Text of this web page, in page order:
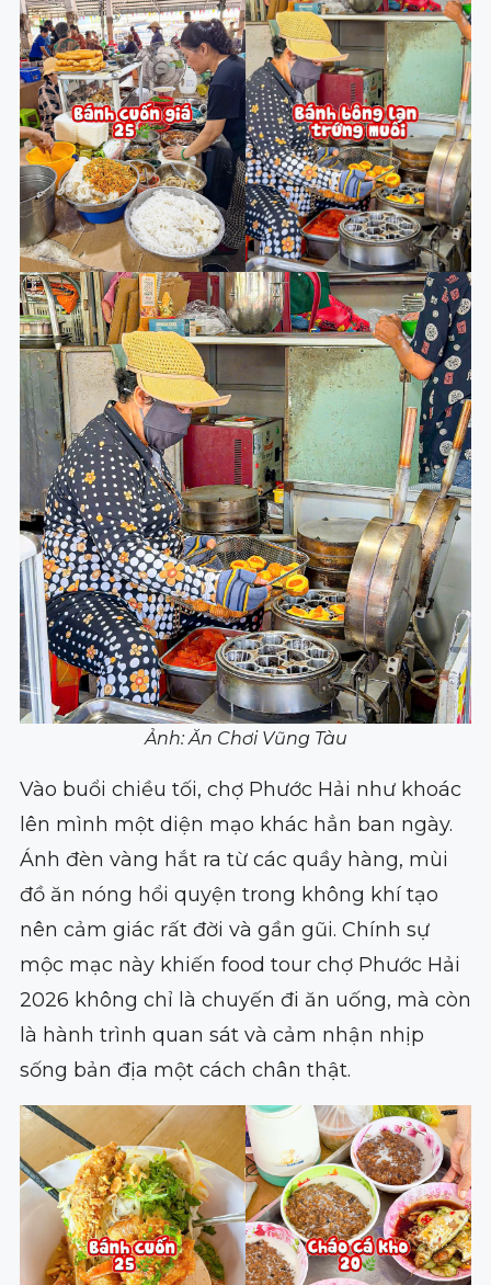
Ảnh: Ăn Chơi Vũng Tàu
Vào buổi chiều tối, chợ Phước Hải như khoác
lên mình một diện mạo khác hẳn ban ngày.
Ánh đèn vàng hắt ra từ các quầy hàng, mùi
đồ ăn nóng hổi quyện trong không khí tạo
nên cảm giác rất đời và gần gũi. Chính sự
mộc mạc này khiến food tour chợ Phước Hải
2026 không chỉ là chuyến đi ăn uống, mà còn
là hành trình quan sát và cảm nhận nhịp
sống bản địa một cách chân thật.